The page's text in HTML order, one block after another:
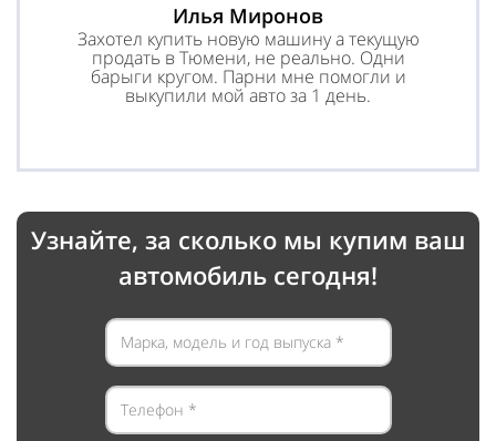
Илья Миронов
Захотел купить новую машину а текущую
продать в Тюмени, не реально. Одни
барыги кругом. Парни мне помогли и
выкупили мой авто за 1 день.
Узнайте, за сколько мы купим ваш
автомобиль сегодня!